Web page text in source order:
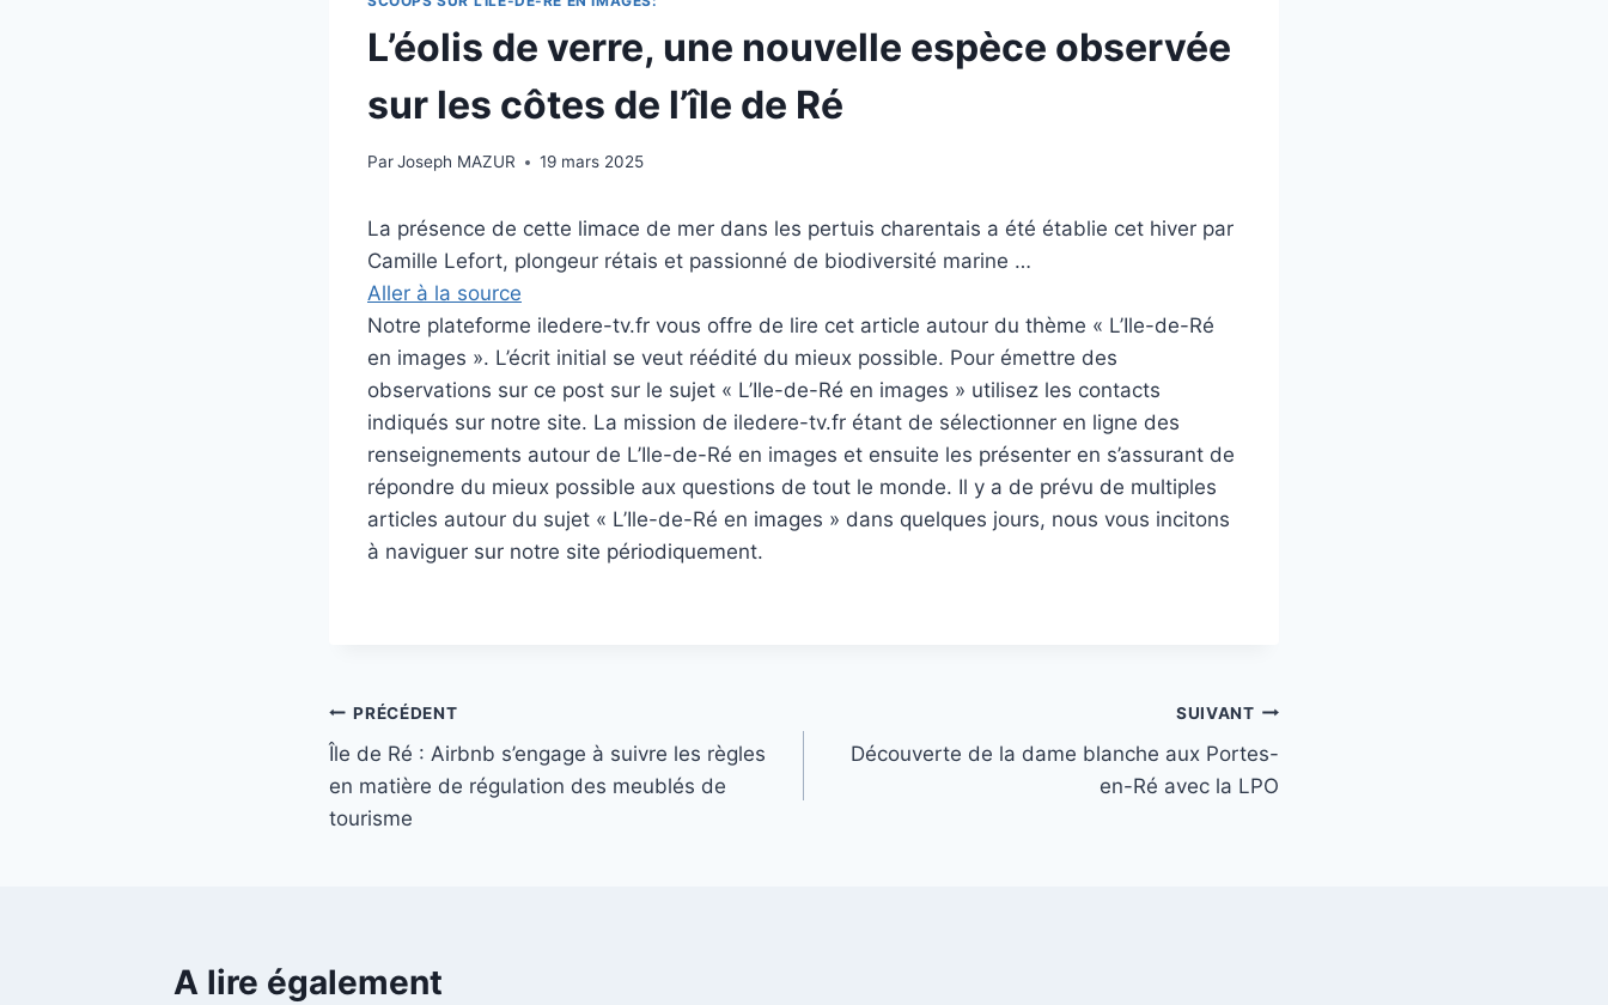
L’éolis de verre, une nouvelle espèce observée
sur les côtes de l’île de Ré
ParJoseph MAZUR 19 mars 2025
La présence de cette limace de mer dans les pertuis charentais a été établie cet hiver par
Camille Lefort, plongeur rétais et passionné de biodiversité marine …
Aller à la source
Notre plateforme iledere-tv.fr vous offre de lire cet article autour du thème « L’Ile-de-Ré
en images ». L’écrit initial se veut réédité du mieux possible. Pour émettre des
observations sur ce post sur le sujet « L’Ile-de-Ré en images » utilisez les contacts
indiqués sur notre site. La mission de iledere-tv.fr étant de sélectionner en ligne des
renseignements autour de L’Ile-de-Ré en images et ensuite les présenter en s’assurant de
répondre du mieux possible aux questions de tout le monde. Il y a de prévu de multiples
articles autour du sujet « L’Ile-de-Ré en images » dans quelques jours, nous vous incitons
à naviguer sur notre site périodiquement.
Navigation
de
l’article
PRÉCÉDENT
Île de Ré : Airbnb s’engage à suivre les règles
en matière de régulation des meublés de
tourisme
SUIVANT
Découverte de la dame blanche aux Portes-
en-Ré avec la LPO
A lire également